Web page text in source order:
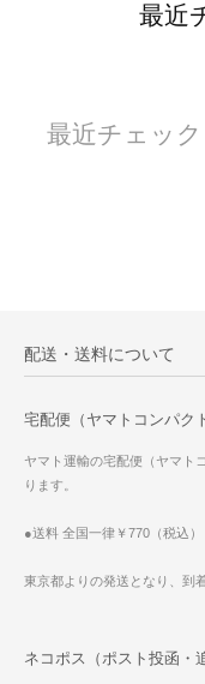
最近
最近チェッ
配送・送料について
宅配便（ヤマトコンパク
ヤマト運輸の宅配便（ヤマト
ります。
●送料 全国一律￥770（税込）
東京都よりの発送となり、到
ネコポス（ポスト投函・